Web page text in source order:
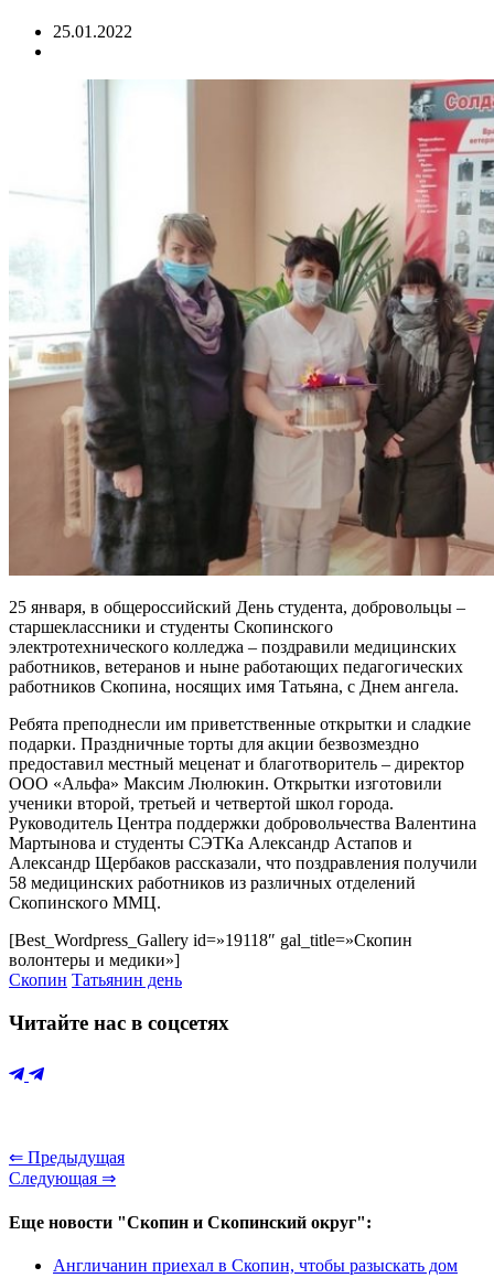
25.01.2022
25 января, в общероссийский День студента, добровольцы –
старшеклассники и студенты Скопинского
электротехнического колледжа – поздравили медицинских
работников, ветеранов и ныне работающих педагогических
работников Скопина, носящих имя Татьяна, с Днем ангела.
Ребята преподнесли им приветственные открытки и сладкие
подарки. Праздничные торты для акции безвозмездно
предоставил местный меценат и благотворитель – директор
ООО «Альфа» Максим Люлюкин. Открытки изготовили
ученики второй, третьей и четвертой школ города.
Руководитель Центра поддержки добровольчества Валентина
Мартынова и студенты СЭТКа Александр Астапов и
Александр Щербаков рассказали, что поздравления получили
58 медицинских работников из различных отделений
Скопинского ММЦ.
[Best_Wordpress_Gallery id=»19118″ gal_title=»Скопин
волонтеры и медики»]
Скопин Татьянин день
Читайте нас в соцсетях
⇐ Предыдущая
Следующая ⇒
Еще новости "Скопин и Скопинский округ":
Англичанин приехал в Скопин, чтобы разыскать дом